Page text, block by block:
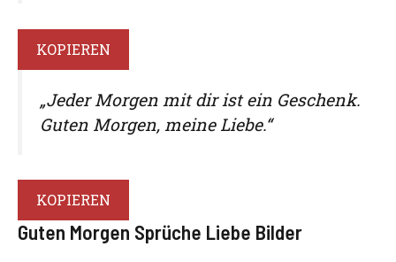
KOPIEREN
„Jeder Morgen mit dir ist ein Geschenk.
Guten Morgen, meine Liebe.“
KOPIEREN
Guten Morgen Sprüche Liebe Bilder